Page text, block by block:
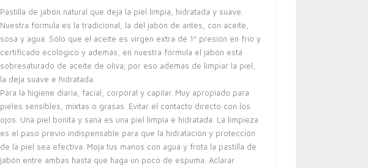
Pastilla de jabón natural que deja la piel limpia, hidratada y suave.
Nuestra fórmula es la tradicional, la del jabón de antes, con aceite,
sosa y agua. Sólo que el aceite es virgen extra de 1ª presión en frío y
certificado ecológico y además, en nuestra fórmula el jabón está
sobresaturado de aceite de oliva; por eso además de limpiar la piel,
la deja suave e hidratada.
Para la higiene diaria, facial, corporal y capilar. Muy apropiado para
pieles sensibles, mixtas o grasas. Evitar el contacto directo con los
ojos. Una piel bonita y sana es una piel limpia e hidratada. La limpieza
es el paso previo indispensable para que la hidratación y protección
de la piel sea efectiva. Moja tus manos con agua y frota la pastilla de
jabón entre ambas hasta que haga un poco de espuma. Aclarar